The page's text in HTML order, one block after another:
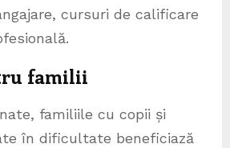
cursuri de calificare
familii
familiile cu copii și
în dificultate beneficiază